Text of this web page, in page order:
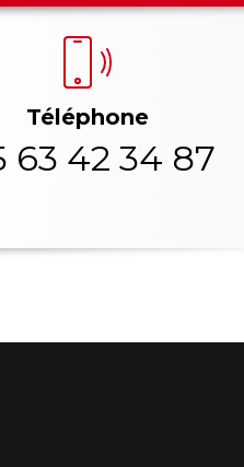
Téléphone
63 42 34 87